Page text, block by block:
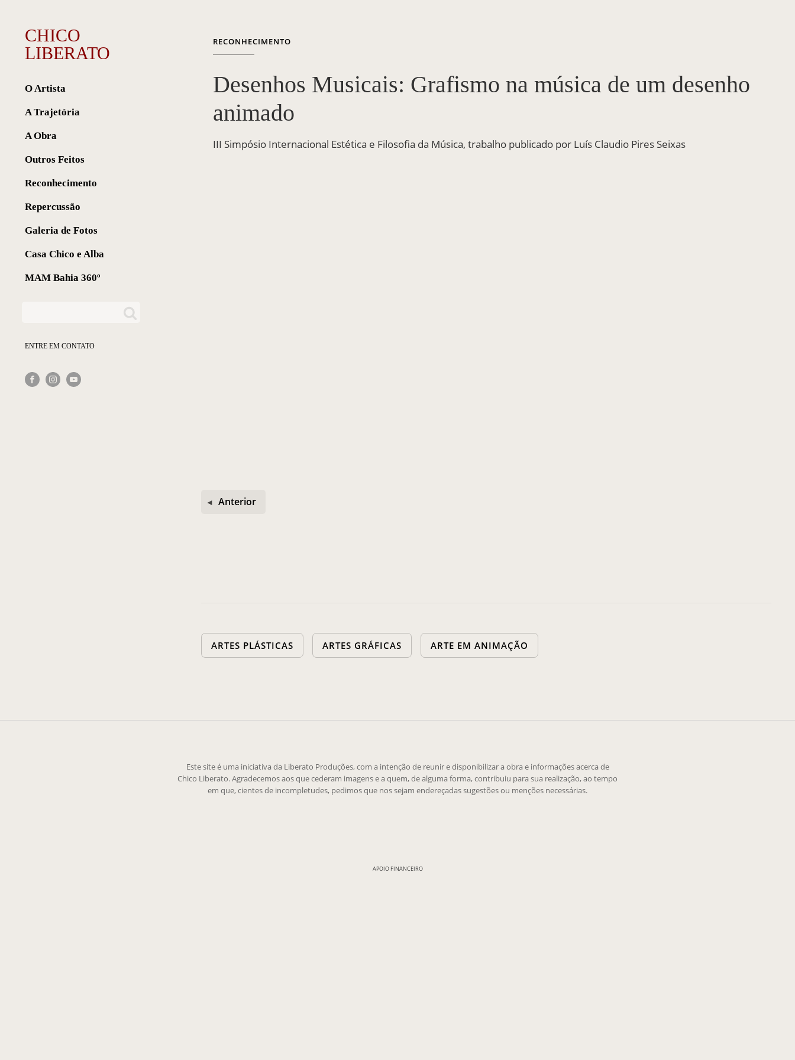
CHICO
LIBERATO
O Artista
A Trajetória
A Obra
Outros Feitos
Reconhecimento
Repercussão
Galeria de Fotos
Casa Chico e Alba
MAM Bahia 360º
ENTRE EM CONTATO
RECONHECIMENTO
Desenhos Musicais: Grafismo na música de um desenho
animado
III Simpósio Internacional Estética e Filosofia da Música, trabalho publicado por Luís Claudio Pires Seixas
Anterior
ARTES PLÁSTICAS ARTES GRÁFICAS ARTE EM ANIMAÇÃO
Este site é uma iniciativa da Liberato Produções, com a intenção de reunir e disponibilizar a obra e informações acerca de
Chico Liberato. Agradecemos aos que cederam imagens e a quem, de alguma forma, contribuiu para sua realização, ao tempo
em que, cientes de incompletudes, pedimos que nos sejam endereçadas sugestões ou menções necessárias.
APOIO FINANCEIRO